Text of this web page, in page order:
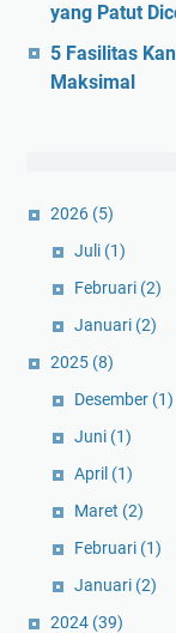
yang Patut
5 Fasilitas
Maksimal
2026 (5)
Juli (1)
Februari (2)
Januari (2)
2025 (8)
Desember (1)
Juni (1)
April (1)
Maret (2)
Februari (1)
Januari (2)
2024 (39)